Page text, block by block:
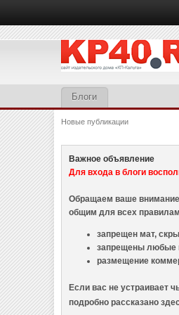
Блоги
Новые публикации
Важное объявление
Для входа в блоги
Обращаем ваше
общим для всех
запрещен мат,
запрещены любые
размещение
Если вас не устраивает
подробно рассказано